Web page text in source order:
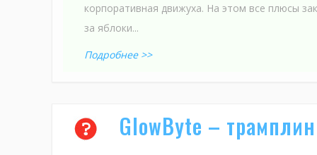
корпоративная движуха. На этом все плюсы
за яблоки...
Подробнее >>
GlowByte –